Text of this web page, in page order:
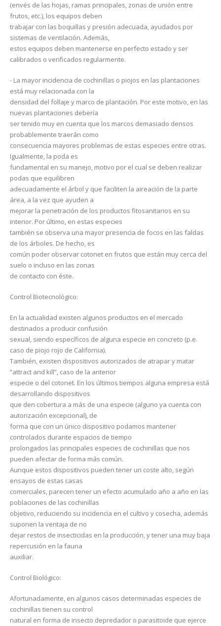
(envés de las hojas, ramas principales, zonas de unión entre
frutos, etc.), los equipos deben
trabajar con las boquillas y presión adecuada, ayudados por
sistemas de ventilación. Además,
estos equipos deben mantenerse en perfecto estado y ser
calibrados o verificados regularmente.
- La mayor incidencia de cochinillas o piojos en las plantaciones
está muy relacionada con la
densidad del follaje y marco de plantación. Por este motivo, en las
nuevas plantaciones debería
ser tenido muy en cuenta que los marcos demasiado densos
probablemente traerán como
consecuencia mayores problemas de estas especies entre otras.
Igualmente, la poda es
fundamental en su manejo, motivo por el cual se deben realizar
podas que equilibren
adecuadamente el árbol y que faciliten la aireación de la parte
área, a la vez que ayuden a
mejorar la penetración de los productos fitosanitarios en su
interior. Por último, en estas especies
también se observa una mayor presencia de focos en las faldas
de los árboles. De hecho, es
común poder observar cotonet en frutos que están muy cerca del
suelo o incluso en las zonas
de contacto con éste.
Control Biotecnológico:
En la actualidad existen algunos productos en el mercado
destinados a producir confusión
sexual, siendo específicos de alguna especie en concreto (p.e.
caso de piojo rojo de California).
También, existen dispositivos autorizados de atrapar y matar
“attract and kill”, caso de la anterior
especie o del cotonet. En los últimos tiempos alguna empresa está
desarrollando dispositivos
que den cobertura a más de una especie (alguno ya cuenta con
autorización excepcional), de
forma que con un único dispositivo podamos mantener
controlados durante espacios de tiempo
prolongados las principales especies de cochinillas que nos
pueden afectar de forma más común.
Aunque estos dispositivos pueden tener un coste alto, según
ensayos de estas casas
comerciales, parecen tener un efecto acumulado año a año en las
poblaciones de las cochinillas
objetivo, reduciendo su incidencia en el cultivo y cosecha, además
suponen la ventaja de no
dejar restos de insecticidas en la producción, y tener una muy baja
repercusión en la fauna
auxiliar.
Control Biológico:
Afortunadamente, en algunos casos determinadas especies de
cochinillas tienen su control
natural en forma de insecto depredador o parasitoide que ejerce